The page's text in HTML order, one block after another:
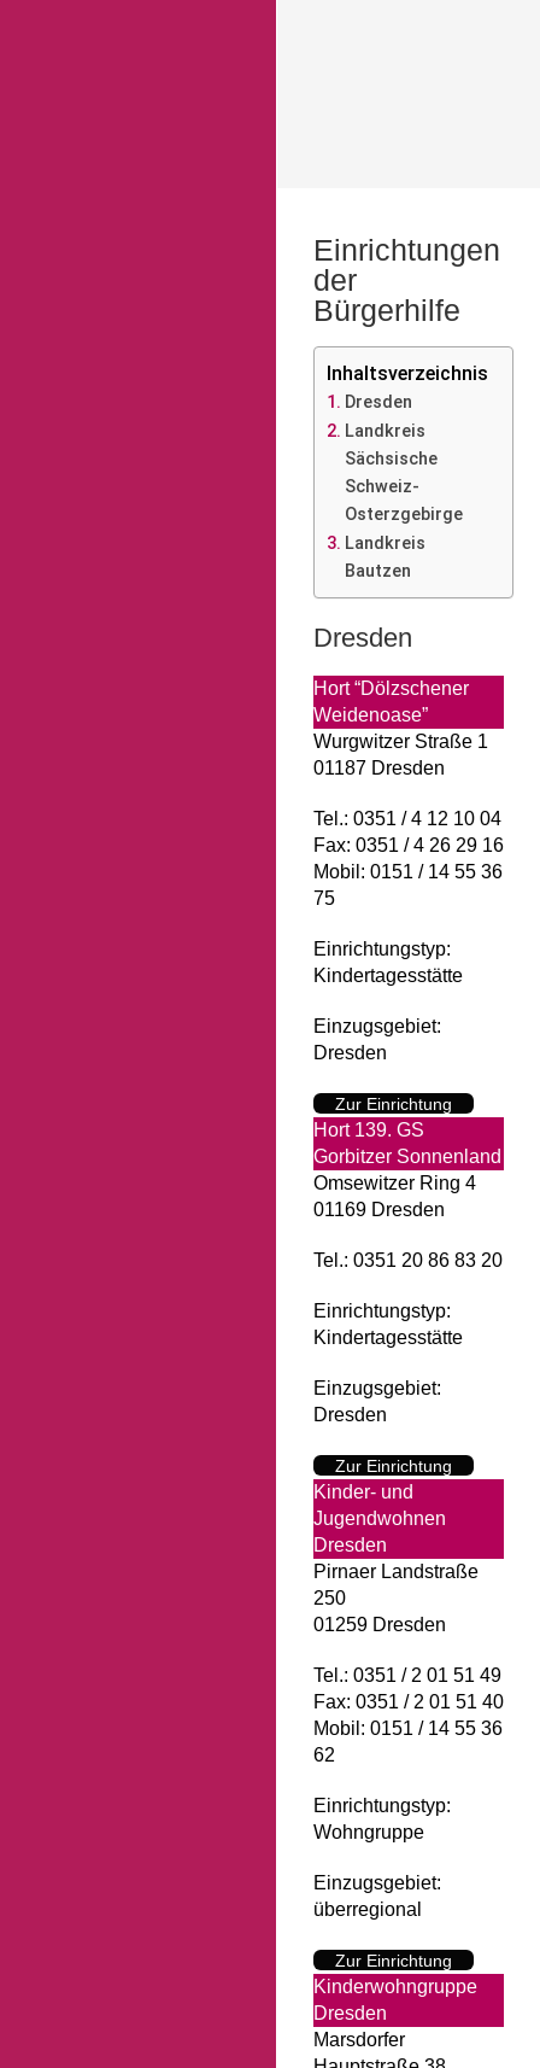
Einrichtungen
der
Bürgerhilfe
Inhaltsverzeichnis
Dresden
Landkreis
Sächsische
Schweiz-
Osterzgebirge
Landkreis
Bautzen
Dresden
Hort “Dölzschener
Weidenoase”
Wurgwitzer Straße 1
01187 Dresden
Tel.: 0351 / 4 12 10 04
Fax: 0351 / 4 26 29 16
Mobil: 0151 / 14 55 36
75
Einrichtungstyp:
Kindertagesstätte
Einzugsgebiet:
Dresden
Zur Einrichtung
Hort 139. GS
Gorbitzer Sonnenland
Omsewitzer Ring 4
01169 Dresden
Tel.: 0351 20 86 83 20
Einrichtungstyp:
Kindertagesstätte
Einzugsgebiet:
Dresden
Zur Einrichtung
Kinder- und
Jugendwohnen
Dresden
Pirnaer Landstraße
250
01259 Dresden
Tel.: 0351 / 2 01 51 49
Fax: 0351 / 2 01 51 40
Mobil: 0151 / 14 55 36
62
Einrichtungstyp:
Wohngruppe
Einzugsgebiet:
überregional
Zur Einrichtung
Kinderwohngruppe
Dresden
Marsdorfer